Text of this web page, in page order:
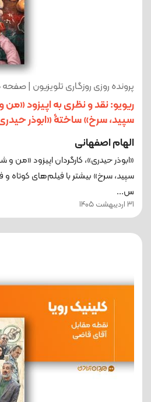
پرونده روزی روزگاری تلویزیون |
ریویو: نقد و نظری به اپیزود
سپید، سرخ» ساختۀ «ابوذر
الهام اصفهانی
«ابوذر حیدری»، کارگردان اپیزود «من
س...
31 اردیبهشت 1405